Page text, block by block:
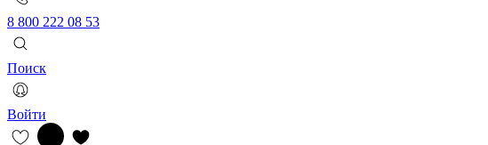
8 800 222 08 53
Поиск
Войти